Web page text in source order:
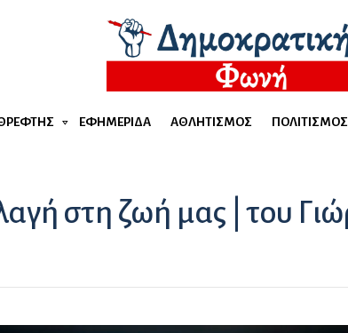
ΕΦΗΜΕΡΊΔΑ ΑΘΛΗΤΙΣΜΌΣ ΠΟΛΙΤΙΣΜΌΣ
στη ζωή μας | του